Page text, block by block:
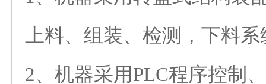
上料、组装、检测，下料
2、机器采用PLC程序控制